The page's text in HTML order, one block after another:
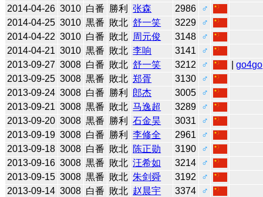
2014-04-26 3010 白番 勝利 张森 2986
♂
2014-04-25 3010 黒番 敗北 舒一笑 3229
♂
2014-04-22 3010 白番 敗北 周元俊 3148
♂
2014-04-21 3010 黒番 敗北 李响 3141
♂
2013-09-27 3008 白番 敗北 舒一笑 3212 ♂ |go4go
2013-09-25 3008 黒番 敗北 郑胥 3130
♂
2013-09-24 3008 白番 勝利 郎杰 3005
♂
2013-09-21 3008 黒番 敗北 马逸超 3289
♂
2013-09-20 3008 黒番 勝利 石金昊 3031
♂
2013-09-19 3008 白番 勝利 李修全 2961
♂
2013-09-18 3008 白番 敗北 陈正勋 3190
♂
2013-09-16 3008 黒番 敗北 汪希如 3214
♂
2013-09-15 3008 黒番 敗北 朱剑舜 3192
♂
2013-09-14 3008 白番 敗北 赵晨宇 3374 ♂